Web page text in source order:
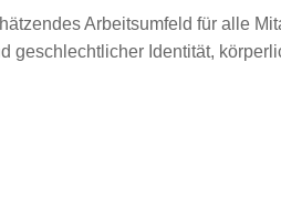
Arbeitsumfeld für alle
geschlechtlicher Identität,